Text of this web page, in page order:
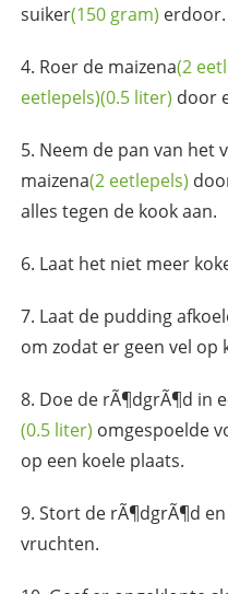
suiker(150 gram) erdoor.
Roer de maizena(2
eetlepels)(0.5 liter) door
Neem de pan van het
maizena(2 eetlepels)
alles tegen de kook aan.
Laat het niet meer
Laat de pudding
om zodat er geen vel op
Doe de rÃ¶dgrÃ¶d in
(0.5 liter) omgespoelde
op een koele plaats.
Stort de rÃ¶dgrÃ¶d
vruchten.